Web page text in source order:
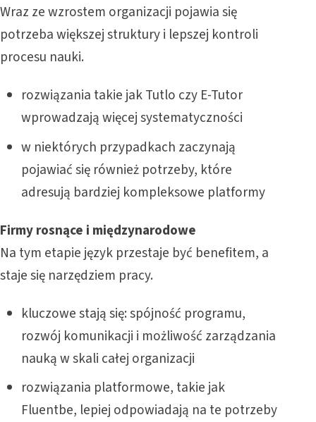
Wraz ze wzrostem organizacji pojawia się
potrzeba większej struktury i lepszej kontroli
procesu nauki.
rozwiązania takie jak Tutlo czy E-Tutor
wprowadzają więcej systematyczności
w niektórych przypadkach zaczynają
pojawiać się również potrzeby, które
adresują bardziej kompleksowe platformy
Firmy rosnące i międzynarodowe
Na tym etapie język przestaje być benefitem, a
staje się narzędziem pracy.
kluczowe stają się: spójność programu,
rozwój komunikacji i możliwość zarządzania
nauką w skali całej organizacji
rozwiązania platformowe, takie jak
Fluentbe, lepiej odpowiadają na te potrzeby